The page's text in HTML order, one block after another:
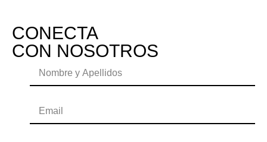
CONECTA
CON NOSOTROS